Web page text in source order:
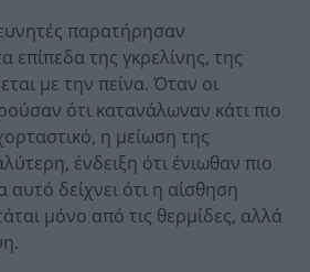
παρατήρησαν
επίπεδα της γκρελίνης, της
με την πείνα. Όταν οι
ότι κατανάλωναν κάτι πιο
η μείωση της
ένδειξη ότι ένιωθαν πιο
δείχνει ότι η αίσθηση
μόνο από τις θερμίδες, αλλά